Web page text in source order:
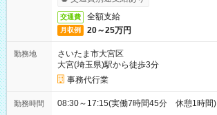
交通費 全額支給
月収例 20～25万円
勤務地
さいたま市大宮区
大宮(埼玉県)駅から徒歩3分
事務代行業
勤務時間 08:30～17:15(実働7時間45分 休憩1時間)